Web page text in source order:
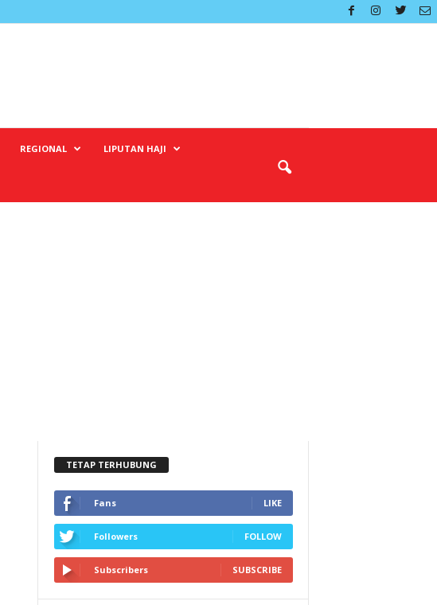
REGIONAL LIPUTAN HAJI
TETAP TERHUBUNG
Fans LIKE
Followers FOLLOW
Subscribers SUBSCRIBE